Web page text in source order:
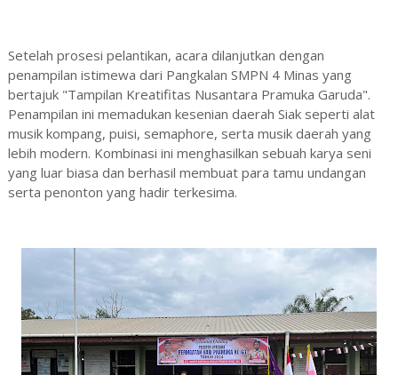
Setelah prosesi pelantikan, acara dilanjutkan dengan
penampilan istimewa dari Pangkalan SMPN 4 Minas yang
bertajuk "Tampilan Kreatifitas Nusantara Pramuka Garuda".
Penampilan ini memadukan kesenian daerah Siak seperti alat
musik kompang, puisi, semaphore, serta musik daerah yang
lebih modern. Kombinasi ini menghasilkan sebuah karya seni
yang luar biasa dan berhasil membuat para tamu undangan
serta penonton yang hadir terkesima.